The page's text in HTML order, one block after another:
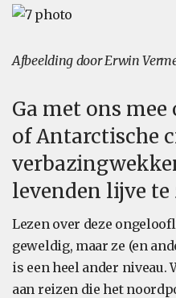
Afbeelding door Erwin
Ga met ons
of Antarctische
levenden lijve te
Lezen over deze
geweldig, maar ze (en
is een heel ander niveau.
aan reizen die het